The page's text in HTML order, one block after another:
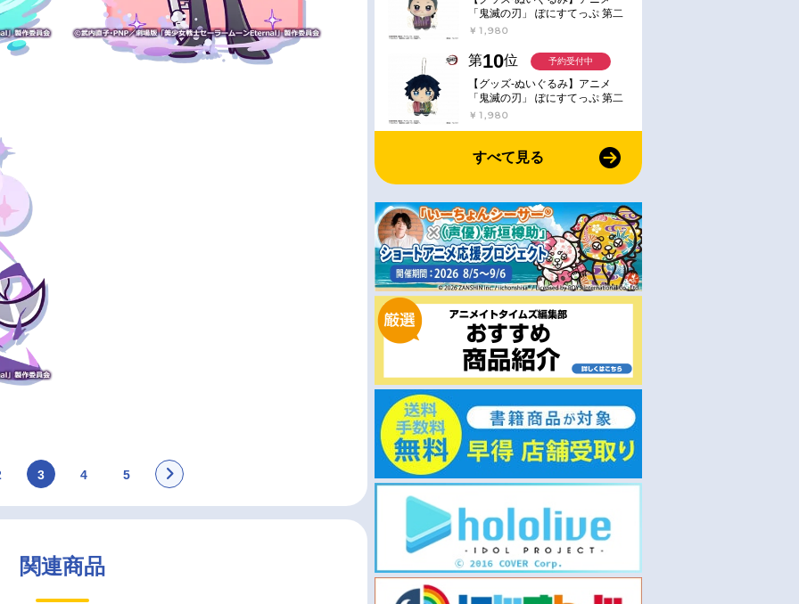
3 4 5
関連商品
「鬼滅の刃」 ぽにすてっぷ 第二
弾 不死川 玄弥
￥1,980
第10位
【グッズ-ぬいぐるみ】アニメ
「鬼滅の刃」 ぽにすてっぷ 第二
弾 冨岡 義勇
￥1,980
予約受付中
すべて見る